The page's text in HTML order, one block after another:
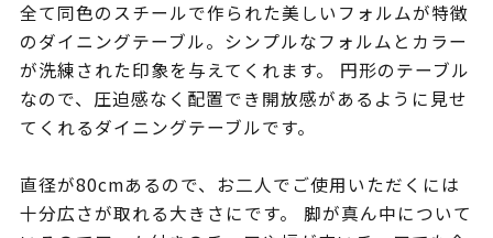
全て同色のスチールで作られた美しいフォルムが特徴
のダイニングテーブル。シンプルなフォルムとカラー
が洗練された印象を与えてくれます。 円形のテーブル
なので、圧迫感なく配置でき開放感があるように見せ
てくれるダイニングテーブルです。
直径が80cmあるので、お二人でご使用いただくには
十分広さが取れる大きさにです。 脚が真ん中について